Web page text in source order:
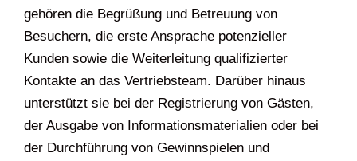
gehören die Begrüßung und Betreuung von
Besuchern, die erste Ansprache potenzieller
Kunden sowie die Weiterleitung qualifizierter
Kontakte an das Vertriebsteam. Darüber hinaus
unterstützt sie bei der Registrierung von Gästen,
der Ausgabe von Informationsmaterialien oder bei
der Durchführung von Gewinnspielen und